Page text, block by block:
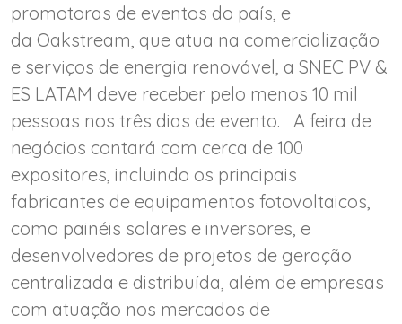
promotoras de eventos do país, e
da Oakstream, que atua na comercialização
e serviços de energia renovável, a SNEC PV &
ES LATAM deve receber pelo menos 10 mil
pessoas nos três dias de evento. A feira de
negócios contará com cerca de 100
expositores, incluindo os principais
fabricantes de equipamentos fotovoltaicos,
como painéis solares e inversores, e
desenvolvedores de projetos de geração
centralizada e distribuída, além de empresas
com atuação nos mercados de